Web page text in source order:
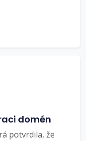
domén
potvrdila, že